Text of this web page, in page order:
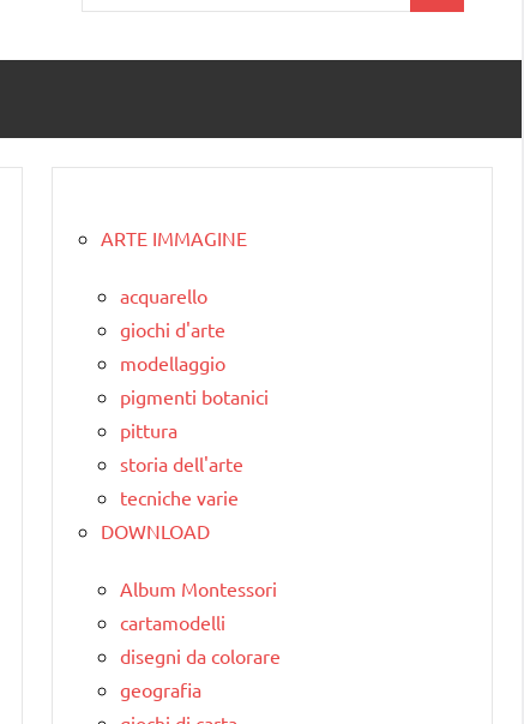
per:
ARTE IMMAGINE
acquarello
giochi d'arte
modellaggio
pigmenti botanici
pittura
storia dell'arte
tecniche varie
DOWNLOAD
Album Montessori
cartamodelli
disegni da colorare
geografia